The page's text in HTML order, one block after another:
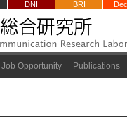
DNI BRI
Job Opportunity Publications